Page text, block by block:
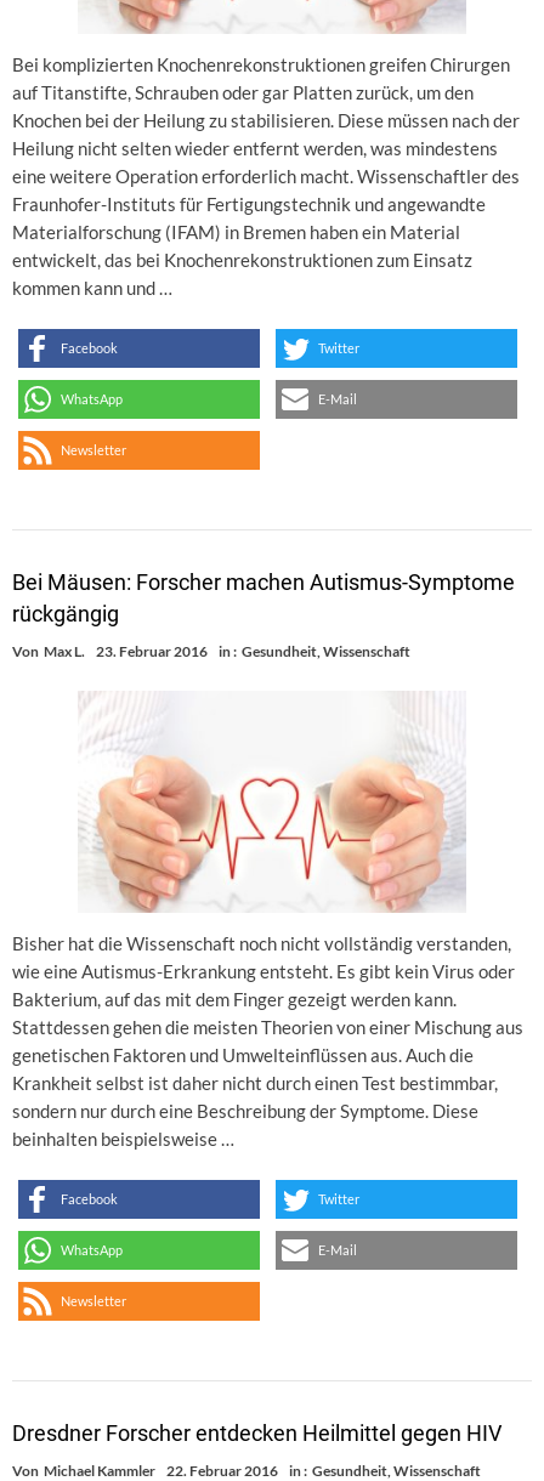
Bei komplizierten Knochenrekonstruktionen greifen Chirurgen
auf Titanstifte, Schrauben oder gar Platten zurück, um den
Knochen bei der Heilung zu stabilisieren. Diese müssen nach der
Heilung nicht selten wieder entfernt werden, was mindestens
eine weitere Operation erforderlich macht. Wissenschaftler des
Fraunhofer-Instituts für Fertigungstechnik und angewandte
Materialforschung (IFAM) in Bremen haben ein Material
entwickelt, das bei Knochenrekonstruktionen zum Einsatz
kommen kann und …
Facebook Twitter
WhatsApp E-Mail
Newsletter
Bei Mäusen: Forscher machen Autismus-Symptome
rückgängig
Von Max L. 23. Februar 2016 in : Gesundheit Wissenschaft
Bisher hat die Wissenschaft noch nicht vollständig verstanden,
wie eine Autismus-Erkrankung entsteht. Es gibt kein Virus oder
Bakterium, auf das mit dem Finger gezeigt werden kann.
Stattdessen gehen die meisten Theorien von einer Mischung aus
genetischen Faktoren und Umwelteinflüssen aus. Auch die
Krankheit selbst ist daher nicht durch einen Test bestimmbar,
sondern nur durch eine Beschreibung der Symptome. Diese
beinhalten beispielsweise …
Facebook Twitter
WhatsApp E-Mail
Newsletter
Dresdner Forscher entdecken Heilmittel gegen HIV
Von Michael Kammler 22. Februar 2016 in : Gesundheit,Wissenschaft